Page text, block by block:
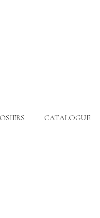
CATALOGUE